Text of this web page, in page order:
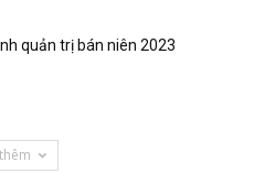
quản trị bán niên 2023